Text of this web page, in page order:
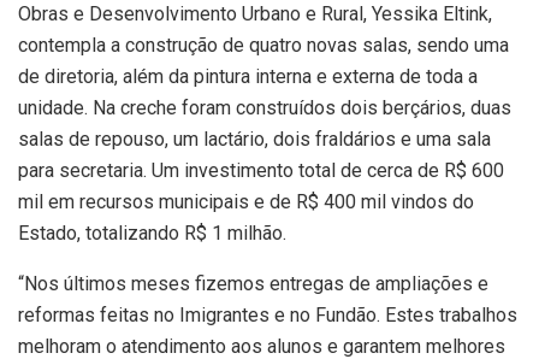
Obras e Desenvolvimento Urbano e Rural, Yessika Eltink,
contempla a construção de quatro novas salas, sendo uma
de diretoria, além da pintura interna e externa de toda a
unidade. Na creche foram construídos dois berçários, duas
salas de repouso, um lactário, dois fraldários e uma sala
para secretaria. Um investimento total de cerca de R$ 600
mil em recursos municipais e de R$ 400 mil vindos do
Estado, totalizando R$ 1 milhão.
“Nos últimos meses fizemos entregas de ampliações e
reformas feitas no Imigrantes e no Fundão. Estes trabalhos
melhoram o atendimento aos alunos e garantem melhores